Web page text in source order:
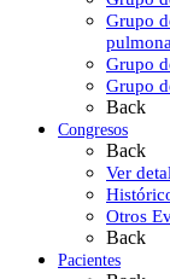
Grupo
Grupo
Grupo
Back
Congresos
Back
Ver
Otros
Back
Pacientes